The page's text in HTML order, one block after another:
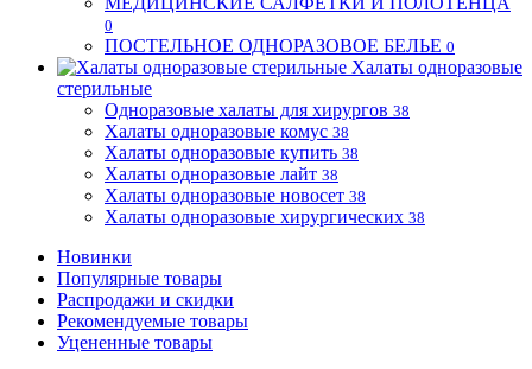
0
ПОСТЕЛЬНОЕ ОДНОРАЗОВОЕ БЕЛЬЕ 0
Халаты одноразовые
стерильные
Одноразовые халаты для хирургов 38
Халаты одноразовые комус 38
Халаты одноразовые купить 38
Халаты одноразовые лайт 38
Халаты одноразовые новосет 38
Халаты одноразовые хирургических 38
Новинки
Популярные товары
Распродажи и скидки
Рекомендуемые товары
Уцененные товары